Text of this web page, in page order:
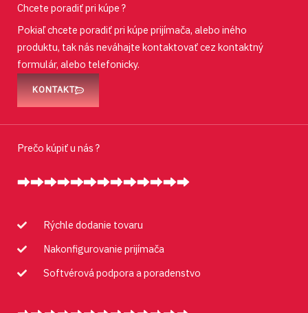
Chcete poradiť pri kúpe ?
Pokiaľ chcete poradiť pri kúpe prijímača, alebo iného
produktu, tak nás neváhajte kontaktovať cez kontaktný
formulár, alebo telefonicky.
KONTAKT
Prečo kúpiť u nás ?
Rýchle dodanie tovaru
Nakonfigurovanie prijímača
Softvérová podpora a poradenstvo